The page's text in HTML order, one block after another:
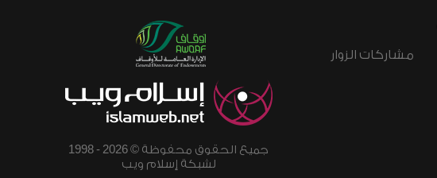
مشاركات الزوار
جميع الحقوق محفوظة © 2026 - 1998
لشبكة إسلام ويب